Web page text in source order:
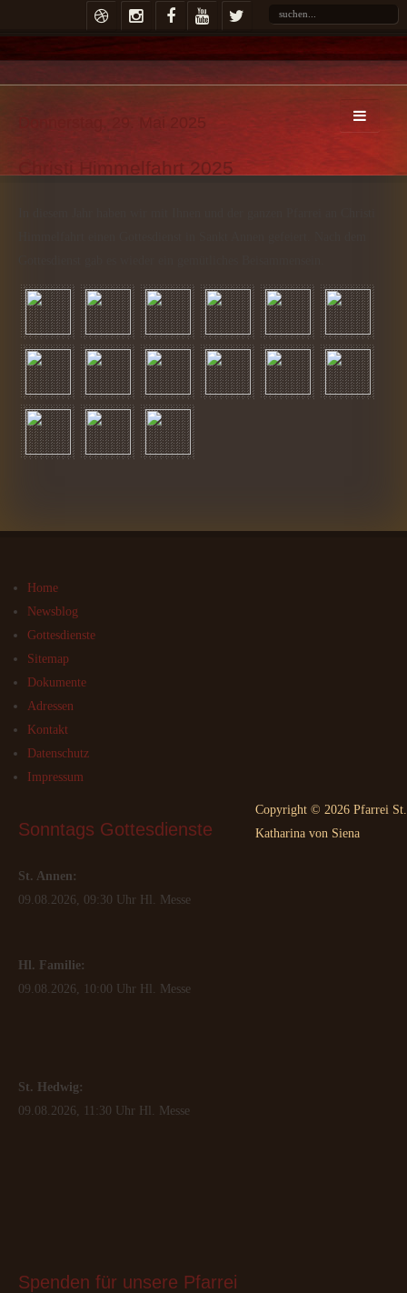
Donnerstag, 29. Mai 2025
Christi Himmelfahrt 2025
Home
Newsblog
Gottesdienste
Sitemap
Dokumente
Adressen
Kontakt
Datenschutz
Impressum
Sonntags Gottesdienste
St. Annen:
09.08.2026, 09:30 Uhr Hl. Messe
Hl. Familie:
09.08.2026, 10:00 Uhr Hl. Messe
St. Hedwig:
09.08.2026, 11:30 Uhr Hl. Messe
Spenden für unsere Pfarrei
Copyright © 2026 Pfarrei St.
Katharina von Siena